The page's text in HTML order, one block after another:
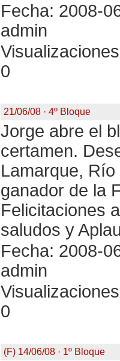
Fecha: 2008-
admin
0
21/06/08 · 4º Bloque
Jorge abre el
certamen.
Lamarque,
ganador de la
Felicitaciones
saludos y
Fecha: 2008-
admin
0
(F) 14/06/08 · 1º Bloque